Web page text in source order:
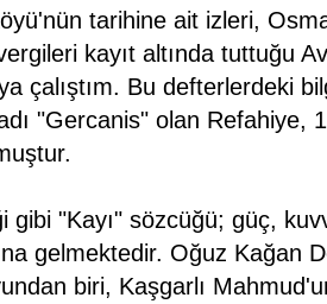
tarihine ait izleri,
kayıt altında tuttuğu
çalıştım. Bu defterlerdeki
"Gercanis" olan Refahiye,
gibi "Kayı" sözcüğü; güç,
gelmektedir. Oğuz Kağan
biri, Kaşgarlı